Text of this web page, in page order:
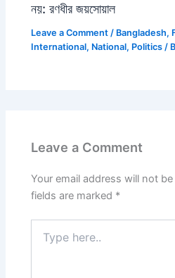
নয়: রণধীর জয়সোয়াল
Leave a Comment / Bangladesh,
International, National, Politics /
Leave a Comment
Your email address will not
fields are marked *
here..